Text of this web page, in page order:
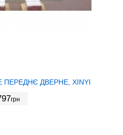
ДВЕРНЕ, XINYI
грн